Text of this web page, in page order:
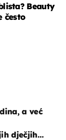
Beauty
često
a već
dječjih